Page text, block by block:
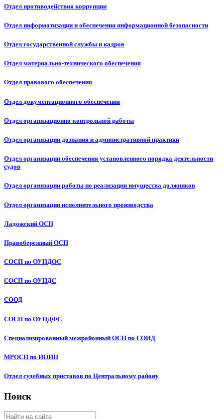
Отдел противодействия коррупции
Отдел информатизации и обеспечения информационной безопасности
Отдел государственной службы и кадров
Отдел материально-технического обеспечения
Отдел правового обеспечения
Отдел документационного обеспечения
Отдел организационно-контрольной работы
Отдел организации дознания и административной практики
Отдел организации обеспечения установленного порядка деятельности
судов
Отдел организации работы по реализации имущества должников
Отдел организации исполнительного производства
Ладожский ОСП
Правобережный ОСП
СОСП по ОУПДОС
СОСП по ОУПДС
СООД
СОСП по ОУПДФС
Специализированный межрайонный ОСП по СОИД
МРОСП по ИОИП
Отдел судебных приставов по Центральному району
Поиск